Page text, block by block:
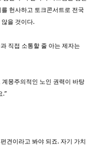
헌사하고 토크콘서트로 전국
을 것이다.
직접 소통할 줄 아는 제자는
몽주의적인 노인 권력이 바탕
.”
견이라고 봐야 되죠. 자기 가치